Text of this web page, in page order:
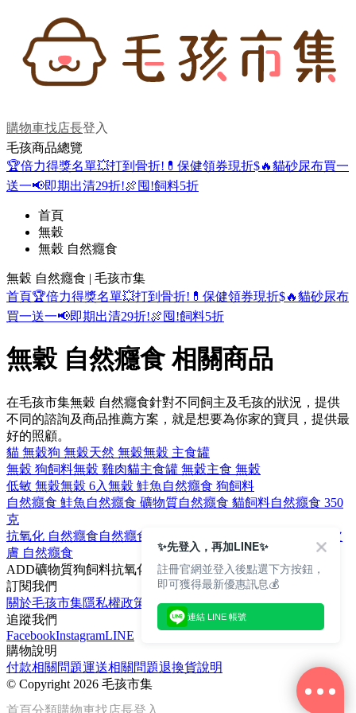
購物車找店長登入
毛孩商品總覽
🏆倍力得獎名單💥打到骨折! 💊保健領券現折$🔥貓砂尿布買一
送一📢即期出清29折!🍖囤!飼料5折
首頁
無穀
無穀 自然癮食
無穀 自然癮食 | 毛孩市集
首頁🏆倍力得獎名單💥打到骨折! 💊保健領券現折$🔥貓砂尿布
買一送一📢即期出清29折!🍖囤!飼料5折
無穀 自然癮食 相關商品
在毛孩市集無穀 自然癮食針對不同飼主及毛孩的狀況，提供
不同的諮詢及商品推薦方案，就是想要為你家的寶貝，提供最
好的照顧。
貓 無穀狗 無穀天然 無穀無穀 主食罐
無穀 狗飼料無穀 雞肉貓主食罐 無穀主食 無穀
低敏 無穀無穀 6入無穀 鮭魚 自然癮食 狗飼料
自然癮食 鮭魚 自然癮食 礦物質自然癮食 貓飼料自然癮食 350
克
抗氧化 自然癮食自然癮食 Omega-3
保健皮
膚 自然癮食
ADD礦物質狗飼料抗氧化
鮭魚
訂閱我們
關於毛孩市集隱私權政策
文章
追蹤我們
FacebookInstagramLINE
購物說明
付款相關問題運送相關問題退換貨說明
© Copyright 2026 毛孩市集
首頁分類購物車找店長登入
✨先登入，再加LINE✨
註冊官網並登入後點選下方按鈕，
即可獲得最新優惠訊息💰
連結 LINE 帳號